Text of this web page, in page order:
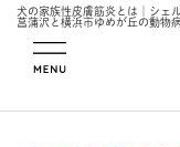
犬の家族性皮膚筋炎とは｜シェ
菖蒲沢と横浜市ゆめが丘の動物